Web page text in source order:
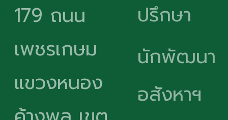
179 ถนน
เพชรเกษม
แขวงหนอง
ปรึกษา
นักพัฒนา
อสังหาฯ